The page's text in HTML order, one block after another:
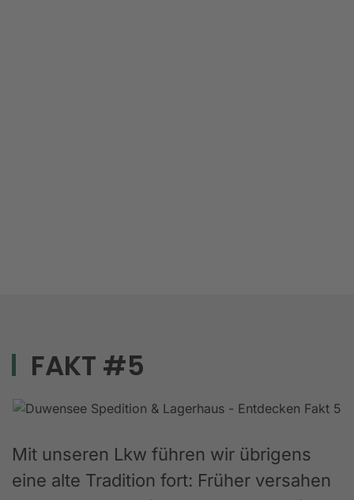
FAKT #5
Mit unseren Lkw führen wir übrigens
eine alte Tradition fort: Früher versahen